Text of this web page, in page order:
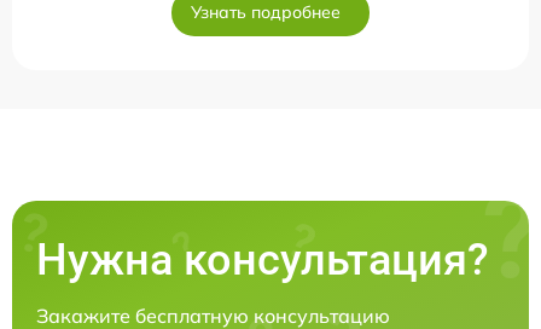
Узнать подробнее
Нужна консультация?
Закажите бесплатную консультацию